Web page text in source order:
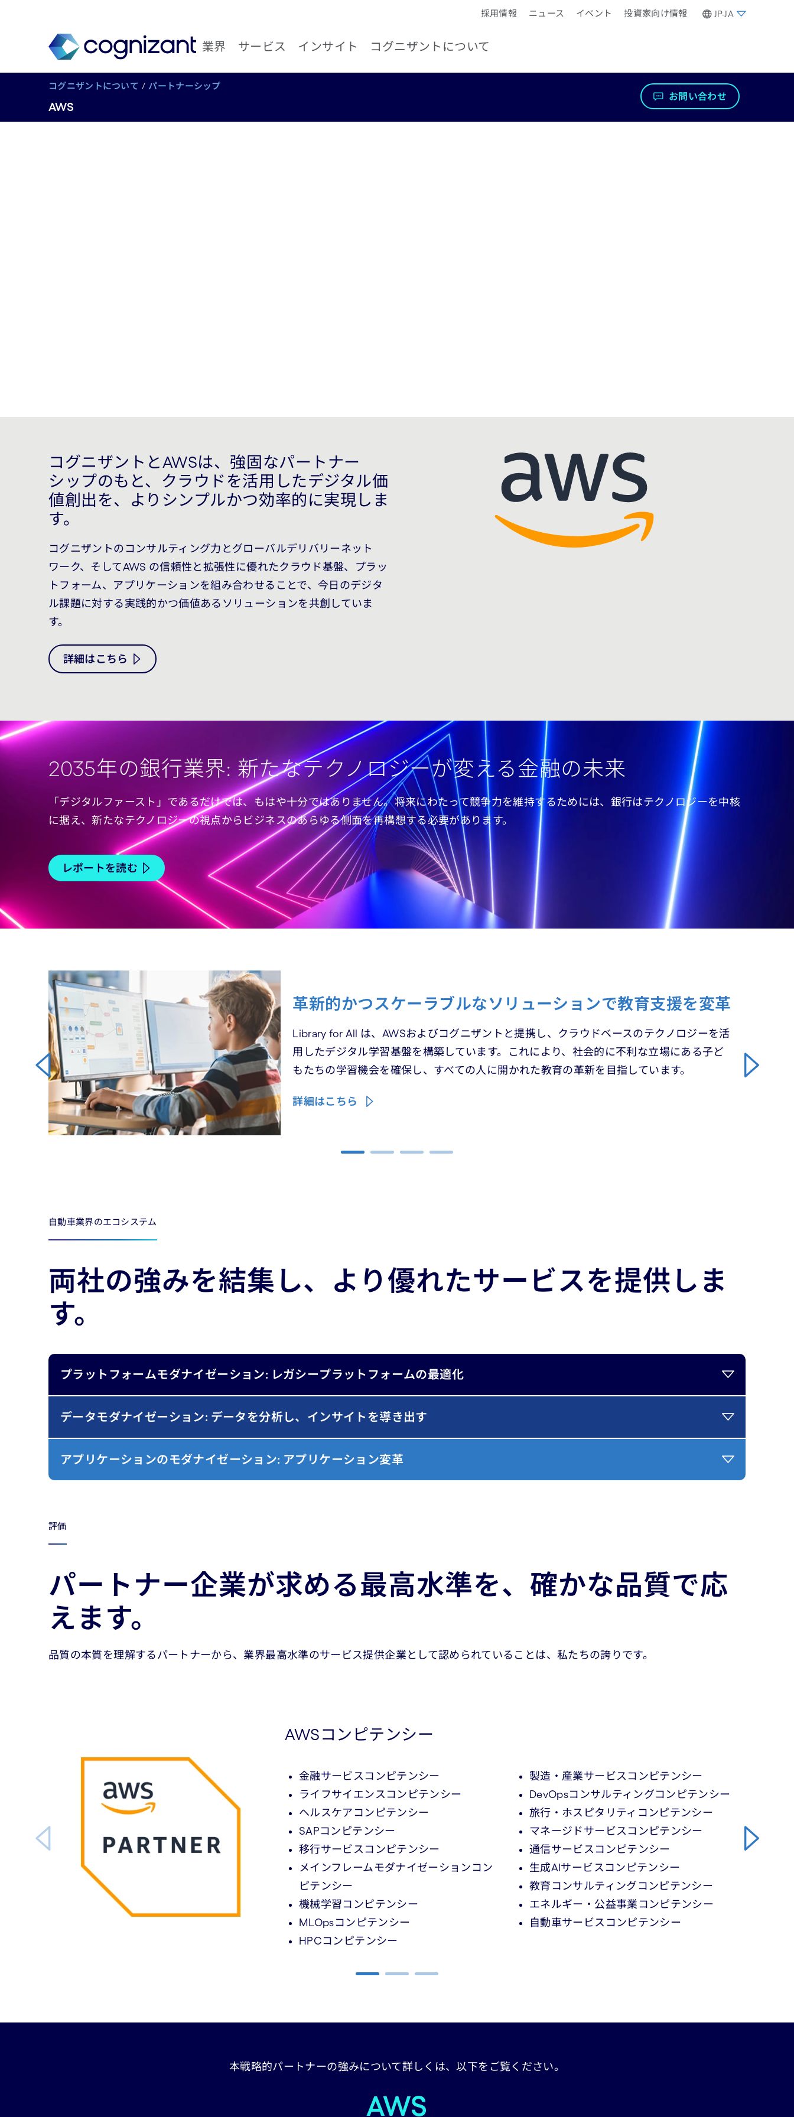
採用情報 ニュース イベント 投資家向け情報 JP-JA
業界 サービス インサイト コグニザントについて
コグニザントについて パートナーシップ
AWS
お問い合わせ
コグニザントとAWSは、強固なパートナー
シップのもと、クラウドを活用したデジタル価
値創出を、よりシンプルかつ効率的に実現しま
す。
コグニザントのコンサルティング力とグローバルデリバリーネット
ワーク、そしてAWS の信頼性と拡張性に優れたクラウド基盤、プラッ
トフォーム、アプリケーションを組み合わせることで、今日のデジタ
ル課題に対する実践的かつ価値あるソリューションを共創していま
す。
詳細はこちら
2035年の銀行業界: 新たなテクノロジーが変える金融の未来
「デジタルファースト」であるだけでは、もはや十分ではありません。将来にわたって競争力を維持するためには、銀行はテクノロジーを中核
に据え、新たなテクノロジーの視点からビジネスのあらゆる側面を再構想する必要があります。
レポートを読む
Carousel starts
革新的かつスケーラブルなソリューションで教育支援を変革
Library for All は、AWSおよびコグニザントと提携し、クラウドベースのテクノロジーを活
用したデジタル学習基盤を構築しています。これにより、社会的に不利な立場にある子ど
もたちの学習機会を確保し、すべての人に開かれた教育の革新を目指しています。
詳細はこちら
自動車業界のエコシステム
両社の強みを結集し、より優れたサービスを提供しま
す。
プラットフォームモダナイゼーション: レガシープラットフォームの最適化
データモダナイゼーション: データを分析し、インサイトを導き出す
アプリケーションのモダナイゼーション: アプリケーション変革
評価
パートナー企業が求める最高水準を、確かな品質で応
えます。
品質の本質を理解するパートナーから、業界最高水準のサービス提供企業として認められていることは、私たちの誇りです。
AWSコンピテンシー
金融サービスコンピテンシー
ライフサイエンスコンピテンシー
ヘルスケアコンピテンシー
SAPコンピテンシー
移行サービスコンピテンシー
メインフレームモダナイゼーションコン
ピテンシー
機械学習コンピテンシー
MLOpsコンピテンシー
HPCコンピテンシー
製造・産業サービスコンピテンシー
DevOpsコンサルティングコンピテンシー
旅行・ホスピタリティコンピテンシー
マネージドサービスコンピテンシー
通信サービスコンピテンシー
生成AIサービスコンピテンシー
教育コンサルティングコンピテンシー
エネルギー・公益事業コンピテンシー
自動車サービスコンピテンシー
本戦略的パートナーの強みについて詳しくは、以下をご覧ください。
AWS